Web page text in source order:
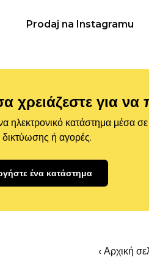
Prodaj na Instagramu
χρειάζεστε για
ηλεκτρονικό κατάστημα μέσα
δικτύωσης ή αγορές.
ένα κατάστημα
‹ Αρχική